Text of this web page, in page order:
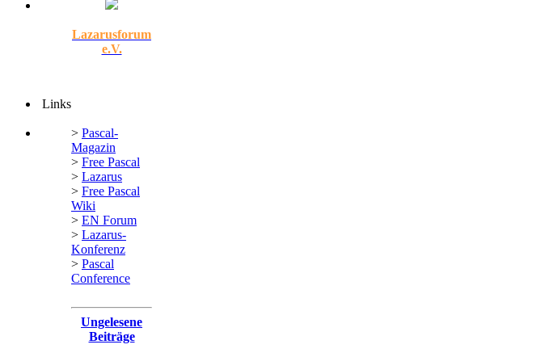
Lazarusforum
e.V.
Links
> Pascal-
Magazin
> Free Pascal
> Lazarus
> Free Pascal
Wiki
> EN Forum
> Lazarus-
Konferenz
> Pascal
Conference
Ungelesene
Beiträge